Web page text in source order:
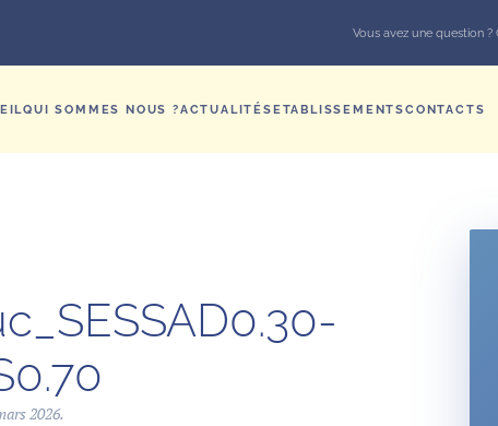
Vous avez une question ?
QUI SOMMES NOUS ?ACTUALITÉSETABLISSEMENTSCONTACTS
2026.